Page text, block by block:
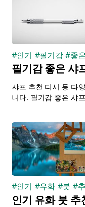
#인기 #필기감 #좋은
필기감 좋은 샤
샤프 추천 디시 등 다
니다. 필기감 좋은 샤
#인기 #유화 #붓 #
인기 유화 붓 추